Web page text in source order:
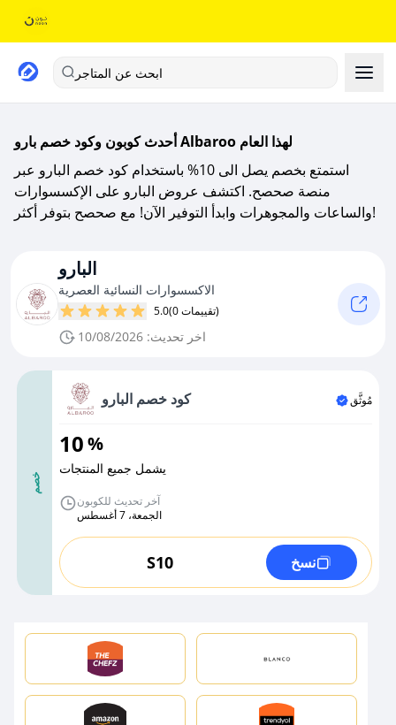
ابحث عن المتاجر
أحدث كوبون وكود خصم بارو Albaroo لهذا العام
استمتع بخصم يصل الى 10% باستخدام كود خصم البارو عبر
منصة صحصح. اكتشف عروض البارو على الإكسسوارات
والساعات والمجوهرات وابدأ التوفير الآن! مع صحصح بتوفر أكثر!
البارو
الاكسسوارات النسائية العصرية
5.0 (0 تقييمات)
اخر تحديث: 10/08/2026
خصم
كود خصم البارو مُوثَّق
10%
يشمل جميع المنتجات
آخر تحديث للكوبون
الجمعة، 7 أغسطس
S10 نسخ